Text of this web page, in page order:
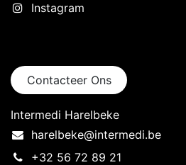
Instagram
Contacteer Ons
Intermedi Harelbeke
harelbeke@intermedi.be
+32 56 72 89 21